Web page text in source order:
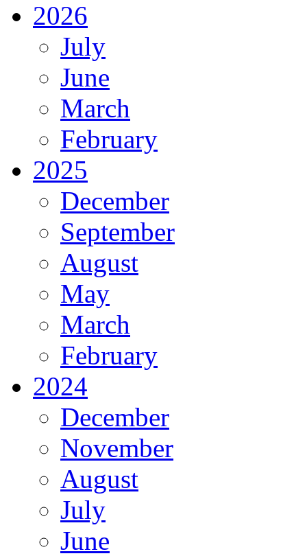
2026
July
June
March
February
2025
December
September
August
May
March
February
2024
December
November
August
July
June